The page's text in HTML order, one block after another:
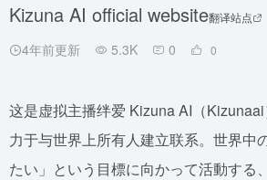
Kizuna AI official website翻译站点
4年前更新 5.3K 0 0
这是虚拟主播绊爱 Kizuna AI（
力于与世界上所有人建立联系。世界中
たい」という目標に向かって活動する